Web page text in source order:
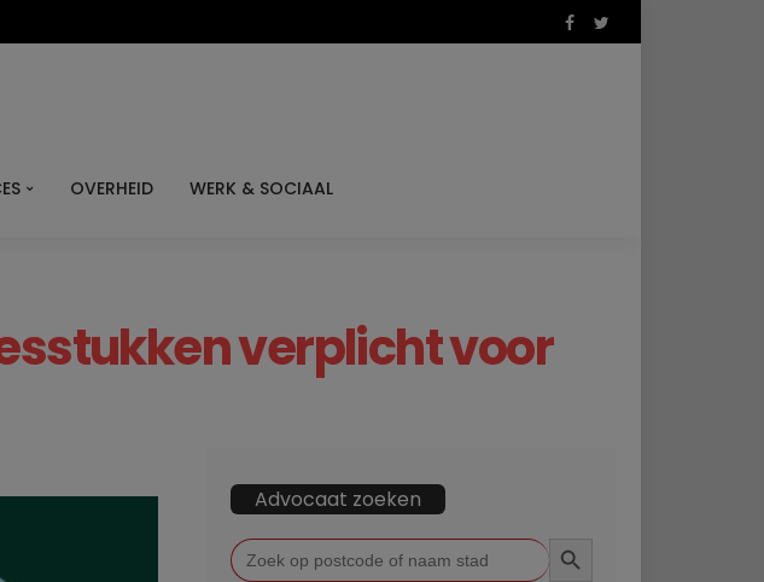
OVERHEID WERK & SOCIAAL
verplicht voor
Advocaat zoeken
Zoek
naar: